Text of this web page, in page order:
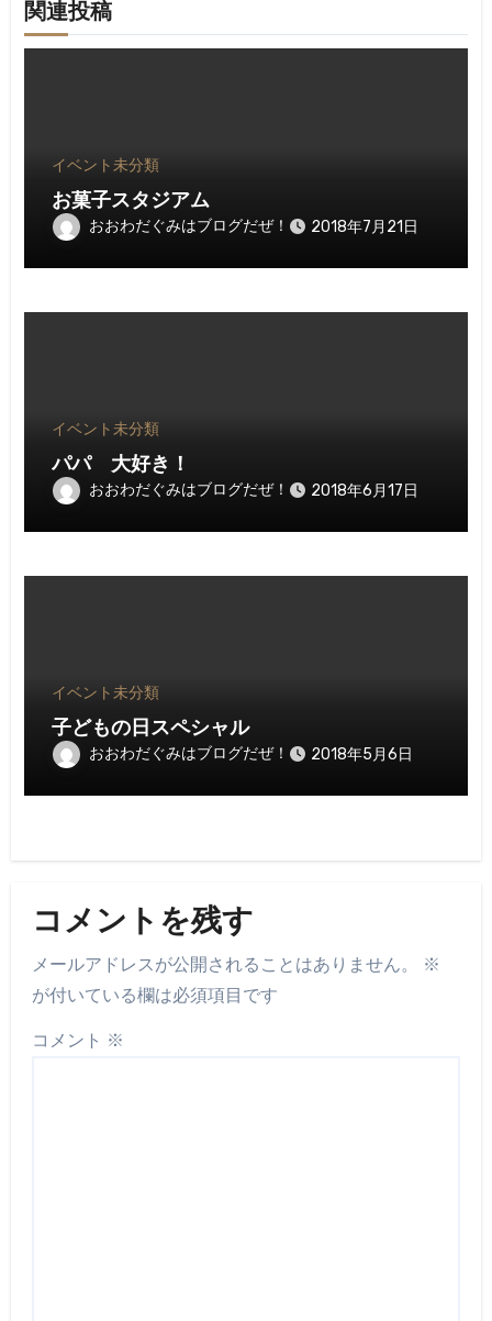
関連投稿
イベント未分類
お菓子スタジアム
おおわだぐみはブログだぜ！ 2018年7月21日
イベント未分類
パパ 大好き！
おおわだぐみはブログだぜ！ 2018年6月17日
イベント未分類
子どもの日スペシャル
おおわだぐみはブログだぜ！ 2018年5月6日
コメントを残す
メールアドレスが公開されることはありません。
※
が付いている欄は必須項目です
コメント ※